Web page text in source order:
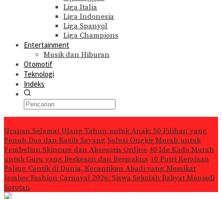
Liga Italia
Liga Indonesia
Liga Spanyol
Liga Champions
Entertainment
Musik dan Hiburan
Otomotif
Teknologi
Indeks
Ucapan Selamat Ulang Tahun untuk Anak: 50 Pilihan yang
Penuh Doa dan Kasih Sayang Solusi Ongkir Murah untuk
Pembelian Skincare dan Aksesoris Online 40 Ide Kado Murah
untuk Guru yang Berkesan dan Bermakna 10 Putri Kerajaan
Paling Cantik di Dunia, Kecantikan Abadi yang Memikat
Jember Fashion Carnaval 2026: Siswa Sekolah Rakyat Menjadi
Sorotan